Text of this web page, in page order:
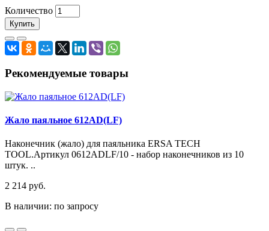
Количество
Купить
Рекомендуемые товары
Жало паяльное 612AD(LF)
Наконечник (жало) для паяльника ERSA TECH
TOOL.Артикул 0612ADLF/10 - набор наконечников из 10
штук. ..
2 214 руб.
В наличии: по запросу